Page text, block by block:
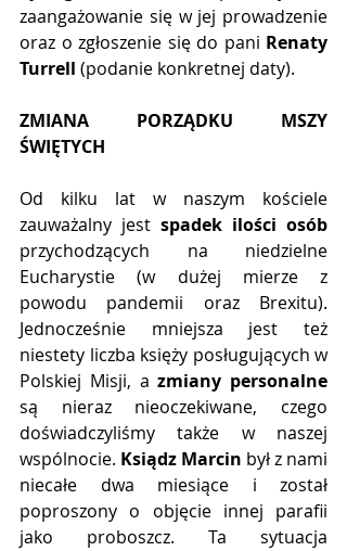
zaangażowanie się w jej prowadzenie
oraz o zgłoszenie się do pani Renaty
Turrell (podanie konkretnej daty).
ZMIANA PORZĄDKU MSZY
ŚWIĘTYCH
Od kilku lat w naszym kościele
zauważalny jest spadek ilości osób
przychodzących na niedzielne
Eucharystie (w dużej mierze z
powodu pandemii oraz Brexitu).
Jednocześnie mniejsza jest też
niestety liczba księży posługujących w
Polskiej Misji, a zmiany personalne
są nieraz nieoczekiwane, czego
doświadczyliśmy także w naszej
wspólnocie. Ksiądz Marcin był z nami
niecałe dwa miesiące i został
poproszony o objęcie innej parafii
jako proboszcz. Ta sytuacja